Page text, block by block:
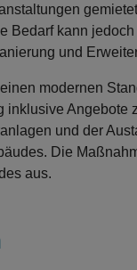
Bedarf kann
und
modernen
inklusive
und der
Die
aus.